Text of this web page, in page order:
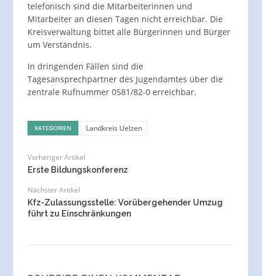
telefonisch sind die Mitarbeiterinnen und
Mitarbeiter an diesen Tagen nicht erreichbar. Die
Kreisverwaltung bittet alle Bürgerinnen und Bürger
um Verständnis.
In dringenden Fällen sind die
Tagesansprechpartner des Jugendamtes über die
zentrale Rufnummer 0581/82-0 erreichbar.
KATEGORIEN Landkreis Uelzen
Vorheriger Artikel
Erste Bildungskonferenz
Nächster Artikel
Kfz-Zulassungsstelle: Vorübergehender Umzug
führt zu Einschränkungen